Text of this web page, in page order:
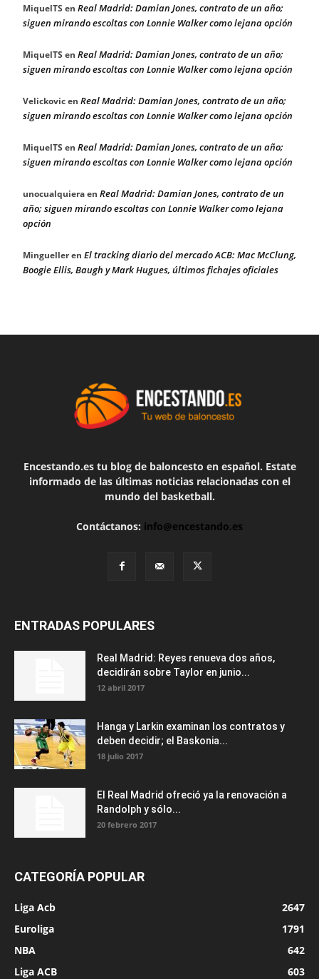
MiquelTS en Real Madrid: Damian Jones, contrato de un año;
siguen mirando escoltas con Lonnie Walker como lejana opción
MiquelTS en Real Madrid: Damian Jones, contrato de un año;
siguen mirando escoltas con Lonnie Walker como lejana opción
Velickovicen Real Madrid: Damian Jones, contrato de un año;
siguen mirando escoltas con Lonnie Walker como lejana opción
MiquelTS en Real Madrid: Damian Jones, contrato de un año;
siguen mirando escoltas con Lonnie Walker como lejana opción
unocualquieraen Real Madrid: Damian Jones, contrato de un
año; siguen mirando escoltas con Lonnie Walker como lejana
opción
Minguelleren El tracking diario del mercado ACB: Mac McClung,
Boogie Ellis, Baugh y Mark Hugues, últimos fichajes oficiales
Encestando.es tu blog de baloncesto en español. Estate
informado de las últimas noticias relacionadas con el
mundo del basketball.
Contáctanos: info@encestando.es
ENTRADAS POPULARES
Real Madrid: Reyes renueva dos años,
decidirán sobre Taylor en junio...
12 abril 2017
Hanga y Larkin examinan los contratos y
deben decidir; el Baskonia...
18 julio 2017
El Real Madrid ofreció ya la renovación a
Randolph y sólo...
20 febrero 2017
CATEGORÍA POPULAR
Liga Acb
2647
Euroliga
1791
NBA
642
Liga ACB
603